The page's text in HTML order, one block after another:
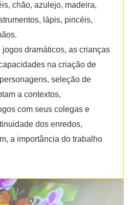
chão, azulejo, madeira,
lápis, pincéis,
dramáticos, as crianças
na criação de
seleção de
a contextos,
com seus colegas e
dos enredos,
a importância do trabalho